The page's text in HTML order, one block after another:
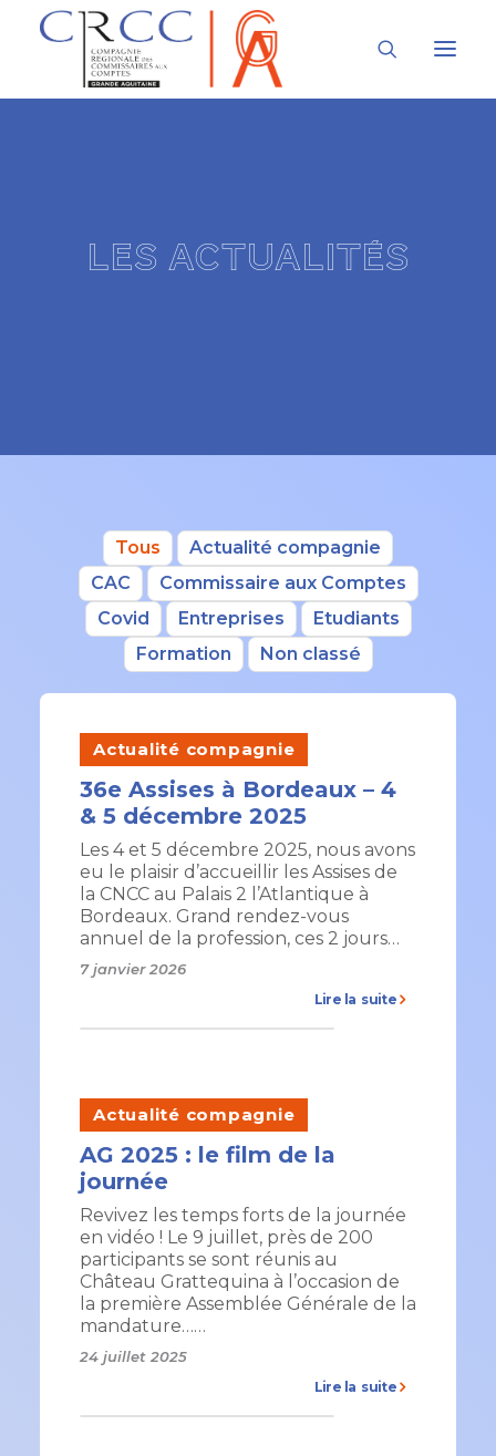
À LA UNELes actualités
Tous
Actualité compagnie
CAC
Commissaire aux Comptes
Covid
Entreprises
Etudiants
Formation
Non classé
Actualité compagnie
36e Assises à Bordeaux – 4
& 5 décembre 2025
Les 4 et 5 décembre 2025, nous avons
eu le plaisir d’accueillir les Assises de
la CNCC au Palais 2 l’Atlantique à
Bordeaux. Grand rendez-vous
annuel de la profession, ces 2 jours…
7 janvier 2026
Lire la suite
Actualité compagnie
AG 2025 : le film de la
journée
Revivez les temps forts de la journée
en vidéo ! Le 9 juillet, près de 200
participants se sont réunis au
Château Grattequina à l’occasion de
la première Assemblée Générale de la
mandature……
24 juillet 2025
Lire la suite